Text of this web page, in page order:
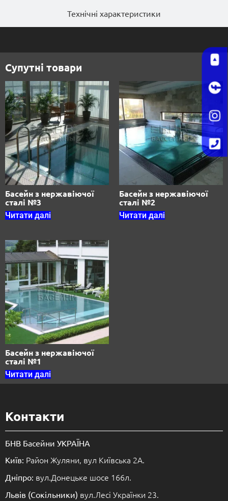
Технічні характеристики
Супутні товари
Басейн з нержавіючої
сталі №3
Читати далі
Басейн з нержавіючої
сталі №2
Читати далі
Басейн з нержавіючої
сталі №1
Читати далі
Контакти
БНВ Басейни УКРАЇНА
Київ: Район Жуляни, вул Київська 2А.
Дніпро: вул.Донецьке шосе 166л.
Львів (Сокільники) вул.Лесі Українки 23.